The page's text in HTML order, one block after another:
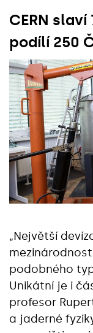
CERN
podílí 250
„Největší
podobného
Unikátní je i
profesor
a jaderné